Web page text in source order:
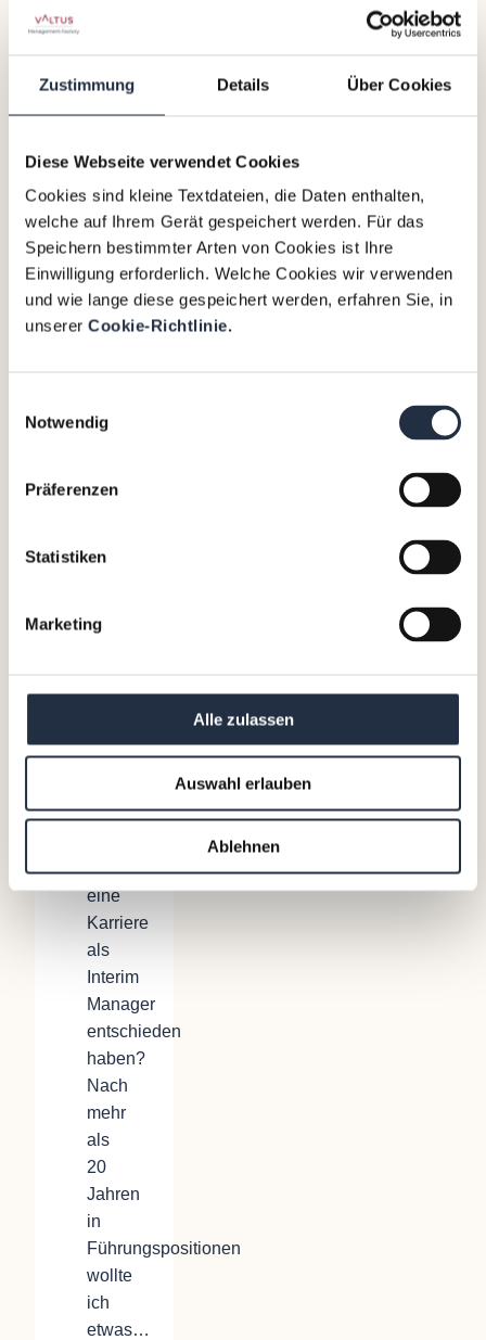
Zustimmung Details Über Cookies
Diese Webseite verwendet Cookies
Cookies sind kleine Textdateien, die Daten enthalten,
welche auf Ihrem Gerät gespeichert werden. Für das
Speichern bestimmter Arten von Cookies ist Ihre
Einwilligung erforderlich. Welche Cookies wir verwenden
und wie lange diese gespeichert werden, erfahren Sie, in
unserer Cookie-Richtlinie.
Notwendig
Präferenzen
Statistiken
Marketing
Alle zulassen
Auswahl erlauben
Ablehnen
Operations
Nordic
Interim
bei
Sodexo.
Wir
haben
mit
Werdegang
seine
Interim
gesprochen.
sagen,
Sie
für
eine
Karriere
als
Interim
Manager
entschieden
haben?
Nach
mehr
als
20
Jahren
in
Führungspositionen
wollte
ich
etwas…